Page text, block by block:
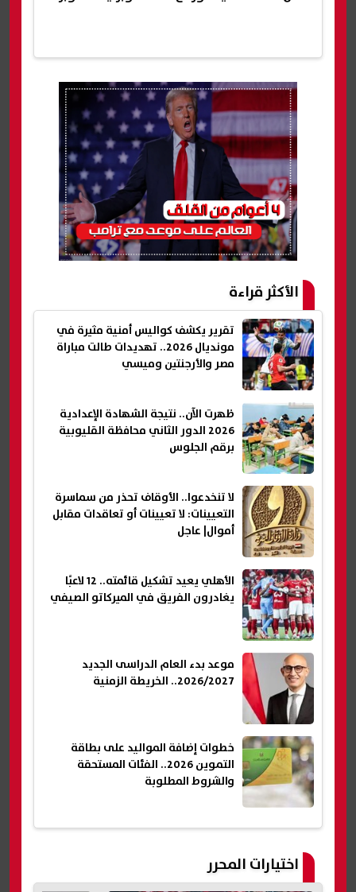
الأكثر قراءة
تقرير يكشف كواليس أمنية مثيرة في
مونديال 2026.. تهديدات طالت مباراة
مصر والأرجنتين وميسي
ظهرت الآن.. نتيجة الشهادة الإعدادية
2026 الدور الثاني محافظة القليوبية
برقم الجلوس
لا تنخدعوا.. الأوقاف تحذر من سماسرة
التعيينات: لا تعيينات أو تعاقدات مقابل
أموال| عاجل
الأهلي يعيد تشكيل قائمته.. 12 لاعبًا
يغادرون الفريق في الميركاتو الصيفي
موعد بدء العام الدراسى الجديد
2026/2027.. الخريطة الزمنية
خطوات إضافة المواليد على بطاقة
التموين 2026.. الفئات المستحقة
والشروط المطلوبة
اختيارات المحرر